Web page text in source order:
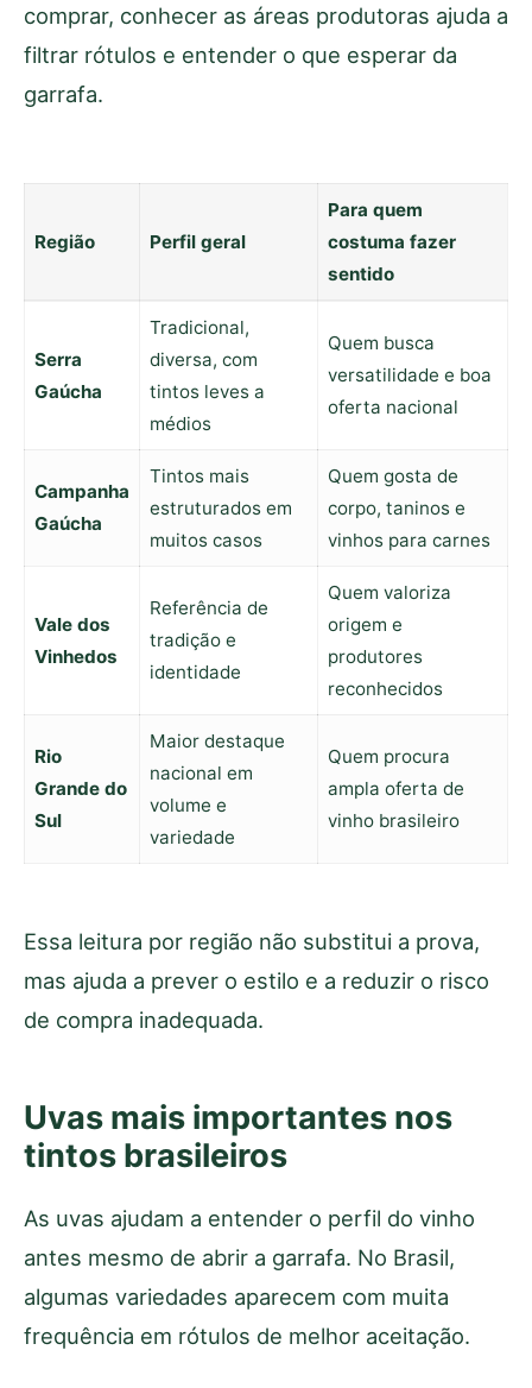
comprar, conhecer as áreas produtoras ajuda a
filtrar rótulos e entender o que esperar da
garrafa.
Região Perfil geral
Para quem
costuma fazer
sentido
Serra
Gaúcha
Tradicional,
diversa, com
tintos leves a
médios
Quem busca
versatilidade e boa
oferta nacional
Campanha
Gaúcha
Tintos mais
estruturados em
muitos casos
Quem gosta de
corpo, taninos e
vinhos para carnes
Vale dos
Vinhedos
Referência de
tradição e
identidade
Quem valoriza
origem e
produtores
reconhecidos
Rio
Grande do
Sul
Maior destaque
nacional em
volume e
variedade
Quem procura
ampla oferta de
vinho brasileiro
Essa leitura por região não substitui a prova,
mas ajuda a prever o estilo e a reduzir o risco
de compra inadequada.
Uvas mais importantes nos
tintos brasileiros
As uvas ajudam a entender o perfil do vinho
antes mesmo de abrir a garrafa. No Brasil,
algumas variedades aparecem com muita
frequência em rótulos de melhor aceitação.